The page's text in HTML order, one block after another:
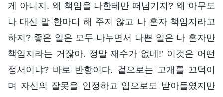
게 아니지. 왜 책임을 나한테만 떠넘기지? 왜 아무도
나 대신 말 한마디 해 주지 않고 나 혼자 책임지라고
하지? 좋은 일은 모두 나누면서 나쁜 일은 나 혼자만
책임지라는 거잖아. 정말 재수가 없네!’ 이것은 어떤
정서이냐? 바로 반항이다. 겉으로는 고개를 끄덕이
며 자신의 잘못을 인정하고 입으로도 받아들였지만